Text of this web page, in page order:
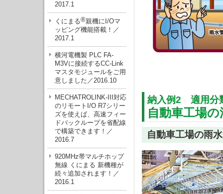
2017.1
くにまる®親機にI/Oマ
ッピング機能搭載！／
2017.1
横河電機製 PLC FA-
M3Vに接続するCC-Link
マスタモジュールをご用
意しました／2016.10
MECHATROLINK-III対応
のリモートI/O R7シリー
ズを使えば、高速フィー
ドバックループを省配線
で構築できます！／
2016.7
920MHz帯マルチホップ
無線 くにまる 新機種が
続々追加されます！／
2016.1
納入例2 適用分
自動車工場の
自動車工場の雨